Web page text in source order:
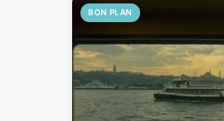
BON PLAN